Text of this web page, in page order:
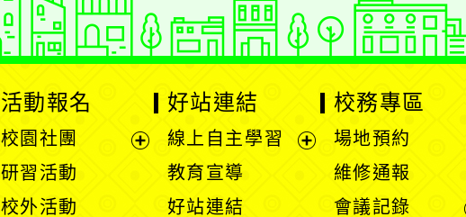
活動報名
校園社團
研習活動
校外活動
好站連結
線上自主學習
教育宣導
好站連結
校務專區
場地預約
維修通報
會議記錄